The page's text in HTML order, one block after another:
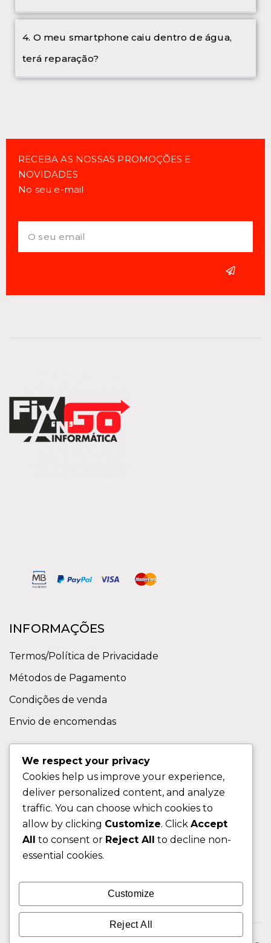
4. O meu smartphone caiu dentro de água,
terá reparação?
RECEBA AS NOSSAS PROMOÇÕES E
NOVIDADES
No seu e-mail
INFORMAÇÕES
Termos/Política de Privacidade
Métodos de Pagamento
Condições de venda
Envio de encomendas
Contactos
Sobre nos
FAQ (Perguntas Frequentes)
CLIENTE
Área do Cliente
Livro de Reclamações
We respect your privacy
Cookies help us improve your experience,
deliver personalized content, and analyze
traffic. You can choose which cookies to
allow by clicking Customize. Click Accept
All to consent or Reject All to decline non-
essential cookies.
Customize
Reject All